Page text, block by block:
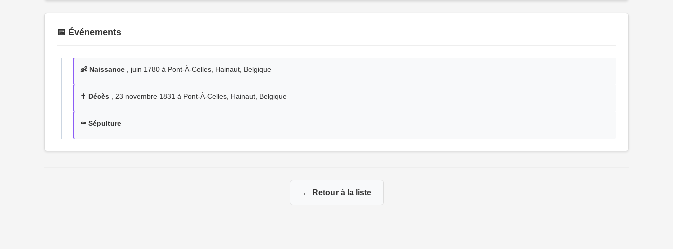
📅 Événements
👶 Naissance , juin 1780 à Pont-À-Celles, Hainaut, Belgique
✝️ Décès , 23 novembre 1831 à Pont-À-Celles, Hainaut, Belgique
⚰️ Sépulture
← Retour à la liste